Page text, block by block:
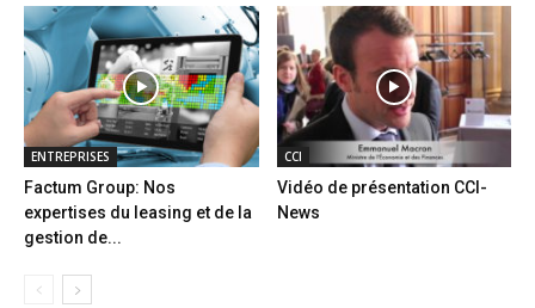
ENTREPRISES
Factum Group: Nos
expertises du leasing et de la
gestion de...
CCI
Vidéo de présentation CCI-
News